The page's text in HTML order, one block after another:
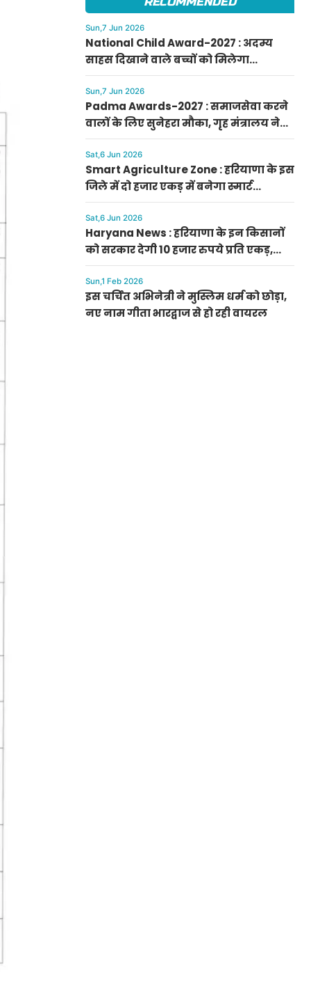
Sun,7 Jun 2026
National Child Award-2027 : अदम्य
साहस दिखाने वाले बच्चों को मिलेगा
प्रधानमंत्री राष्ट्रीय बाल पुरस्कार-2027, ऐसे
करें आवेदन
Sun,7 Jun 2026
Padma Awards-2027 : समाजसेवा करने
वालों के लिए सुनेहरा मौका, गृह मंत्रालय ने
निकाले पद्म पुरस्कार-2027 के लिए आवेदन
Sat,6 Jun 2026
Smart Agriculture Zone : हरियाणा के इस
जिले में दो हजार एकड़ में बनेगा स्मार्ट
एग्रीकल्चर जोन
Sat,6 Jun 2026
Haryana News : हरियाणा के इन किसानों
को सरकार देगी 10 हजार रुपये प्रति एकड़,
सीएम सैनी की घोषणा
Sun,1 Feb 2026
इस चर्चित अभिनेत्री ने मुस्लिम धर्म को छोड़ा,
नए नाम गीता भारद्वाज से हो रही वायरल